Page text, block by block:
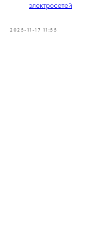
электросетей
2025-11-17 11:55